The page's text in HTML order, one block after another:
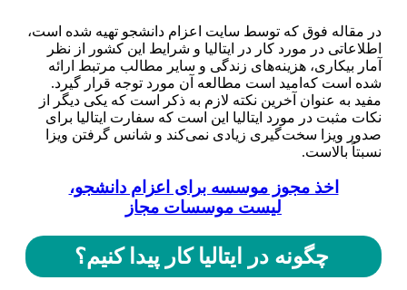
در مقاله فوق که توسط سایت اعزام دانشجو تهیه شده است،
اطلاعاتی در مورد کار در ایتالیا و شرایط این کشور از نظر
آمار بیکاری، هزینه‌های زندگی و سایر مطالب مرتبط ارائه
شده است که‌امید است مطالعه آن مورد توجه قرار گیرد.
مفید به عنوان آخرین نکته لازم به ذکر است که یکی دیگر از
نکات مثبت در مورد ایتالیا این است که سفارت ایتالیا برای
صدور ویزا سخت‌گیری زیادی نمی‌کند و شانس گرفتن ویزا
نسبتاً بالاست.
اخذ مجوز موسسه برای اعزام دانشجو،
لیست موسسات مجاز
چگونه در ایتالیا کار پیدا کنیم؟